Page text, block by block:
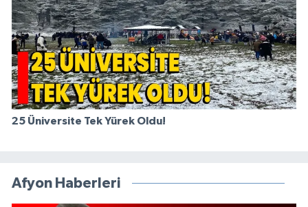
25 Üniversite Tek Yürek Oldu!
Afyon Haberleri